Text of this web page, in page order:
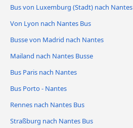
Bus von Luxemburg (Stadt) nach Nantes
Von Lyon nach Nantes Bus
Busse von Madrid nach Nantes
Mailand nach Nantes Busse
Bus Paris nach Nantes
Bus Porto - Nantes
Rennes nach Nantes Bus
Straßburg nach Nantes Bus